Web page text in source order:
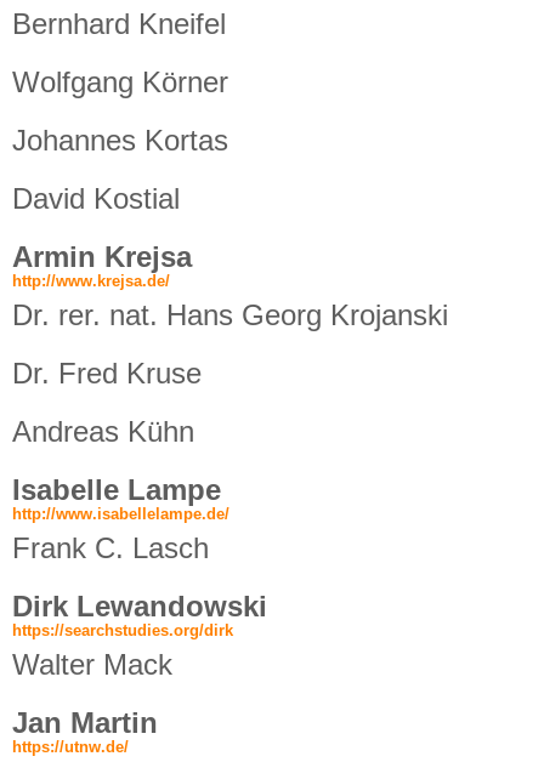
Bernhard Kneifel
Wolfgang Körner
Johannes Kortas
David Kostial
Armin Krejsa
http://www.krejsa.de/
Dr. rer. nat. Hans Georg Krojanski
Dr. Fred Kruse
Andreas Kühn
Isabelle Lampe
http://www.isabellelampe.de/
Frank C. Lasch
Dirk Lewandowski
https://searchstudies.org/dirk
Walter Mack
Jan Martin
https://utnw.de/